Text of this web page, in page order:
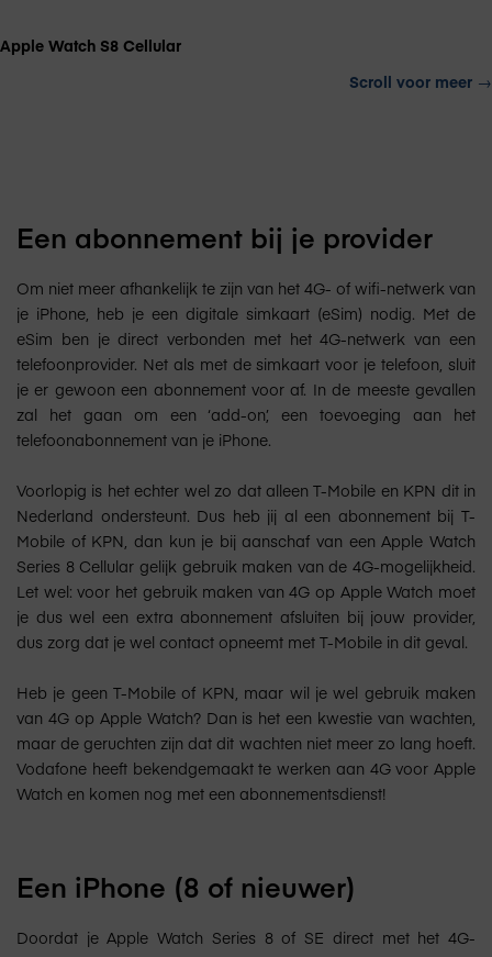
Apple Watch S8 Cellular
Scroll voor meer →
Een abonnement bij je provider
Om niet meer afhankelijk te zijn van het 4G- of wifi-netwerk van
je iPhone, heb je een digitale simkaart (eSim) nodig. Met de
eSim ben je direct verbonden met het 4G-netwerk van een
telefoonprovider. Net als met de simkaart voor je telefoon, sluit
je er gewoon een abonnement voor af. In de meeste gevallen
zal het gaan om een ‘add-on’, een toevoeging aan het
telefoonabonnement van je iPhone.
Voorlopig is het echter wel zo dat alleen T-Mobile en KPN dit in
Nederland ondersteunt. Dus heb jij al een abonnement bij T-
Mobile of KPN, dan kun je bij aanschaf van een Apple Watch
Series 8 Cellular gelijk gebruik maken van de 4G-mogelijkheid.
Let wel: voor het gebruik maken van 4G op Apple Watch moet
je dus wel een extra abonnement afsluiten bij jouw provider,
dus zorg dat je wel contact opneemt met T-Mobile in dit geval.
Heb je geen T-Mobile of KPN, maar wil je wel gebruik maken
van 4G op Apple Watch? Dan is het een kwestie van wachten,
maar de geruchten zijn dat dit wachten niet meer zo lang hoeft.
Vodafone heeft bekendgemaakt te werken aan 4G voor Apple
Watch en komen nog met een abonnementsdienst!
Een iPhone (8 of nieuwer)
Doordat je Apple Watch Series 8 of SE direct met het 4G-